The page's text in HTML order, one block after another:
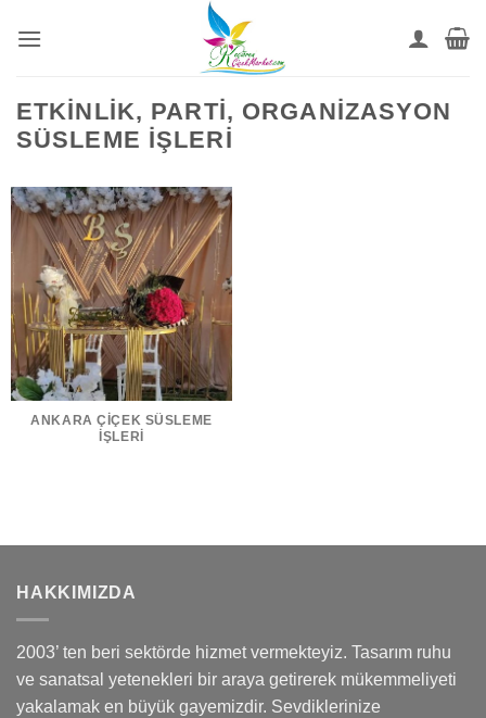
atla
ETKINLIK, PARTI, ORGANIZASYON
SÜSLEME İŞLERI
ANKARA ÇIÇEK SÜSLEME
İŞLERİ
HAKKIMIZDA
2003’ ten beri sektörde hizmet vermekteyiz. Tasarım ruhu
ve sanatsal yetenekleri bir araya getirerek mükemmeliyeti
yakalamak en büyük gayemizdir. Sevdiklerinize